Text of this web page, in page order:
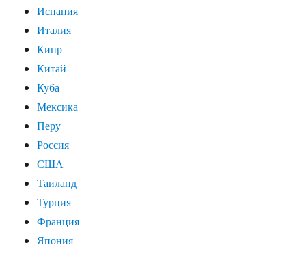
Испания
Италия
Кипр
Китай
Куба
Мексика
Перу
Россия
США
Таиланд
Турция
Франция
Япония